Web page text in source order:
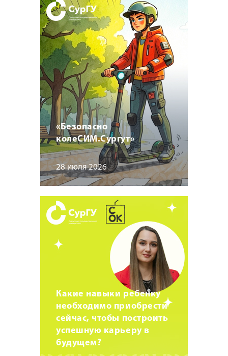
«Безопасно
колеСИМ.Сургут»
28 июля 2026
Какие навыки ребенку
необходимо приобрести
сейчас, чтобы построить
успешную карьеру в
будущем?